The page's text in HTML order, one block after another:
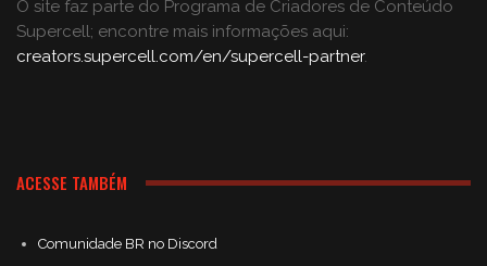
O site faz parte do Programa de Criadores de Conteúdo
Supercell; encontre mais informações aqui:
creators.supercell.com/en/supercell-partner.
ACESSE TAMBÉM
Comunidade BR no Discord